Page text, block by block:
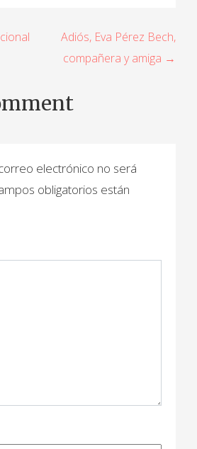
Adiós, Eva Pérez Bech,
compañera y amiga →
electrónico no será
obligatorios están